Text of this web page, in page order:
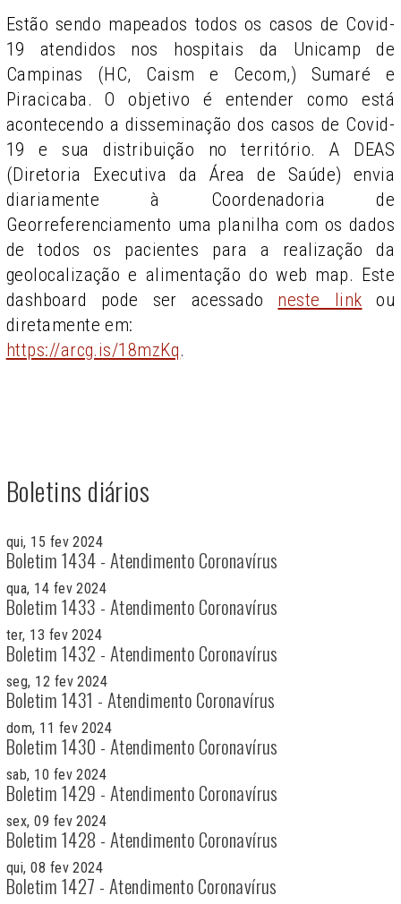
Estão sendo mapeados todos os casos de Covid-
19 atendidos nos hospitais da Unicamp de
Campinas (HC, Caism e Cecom,) Sumaré e
Piracicaba. O objetivo é entender como está
acontecendo a disseminação dos casos de Covid-
19 e sua distribuição no território. A DEAS
(Diretoria Executiva da Área de Saúde) envia
diariamente à Coordenadoria de
Georreferenciamento uma planilha com os dados
de todos os pacientes para a realização da
geolocalização e alimentação do web map. Este
dashboard pode ser acessado neste link ou
diretamente em:
https://arcg.is/18mzKq.
Boletins diários
qui, 15 fev 2024
Boletim 1434 - Atendimento Coronavírus
qua, 14 fev 2024
Boletim 1433 - Atendimento Coronavírus
ter, 13 fev 2024
Boletim 1432 - Atendimento Coronavírus
seg, 12 fev 2024
Boletim 1431 - Atendimento Coronavírus
dom, 11 fev 2024
Boletim 1430 - Atendimento Coronavírus
sab, 10 fev 2024
Boletim 1429 - Atendimento Coronavírus
sex, 09 fev 2024
Boletim 1428 - Atendimento Coronavírus
qui, 08 fev 2024
Boletim 1427 - Atendimento Coronavírus